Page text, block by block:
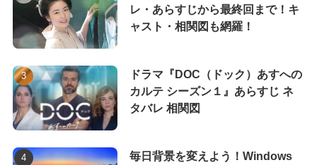
レ・あらすじから最終回まで！キ
ャスト・相関図も網羅！
ドラマ『DOC（ドック）あすへの
カルテ シーズン１』あらすじ ネ
タバレ 相関図
毎日背景を変えよう！Windows